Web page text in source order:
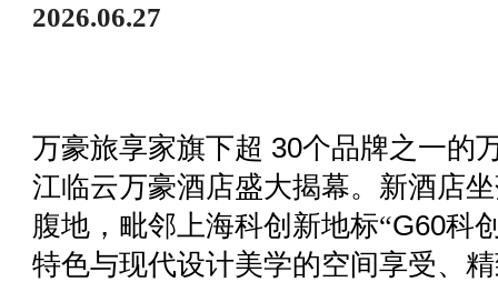
2026.06.27
万豪旅享家旗下超 30个品牌之一的
江临云万豪酒店盛大揭幕。新酒店
腹地，毗邻上海科创新地标“G60科
特色与现代设计美学的空间享受、